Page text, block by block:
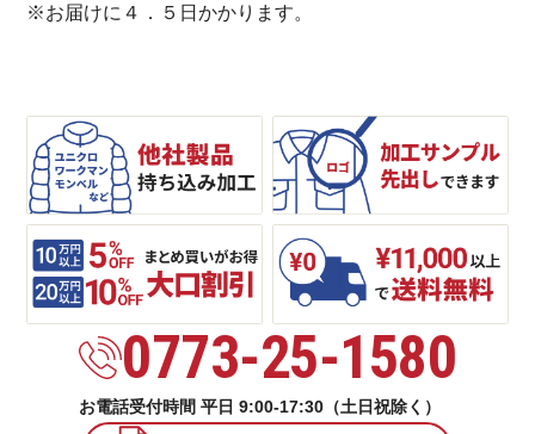
※お届けに４．５日かかります。
0773-25-1580
お電話受付時間 平日 9:00-17:30（土日祝除く）